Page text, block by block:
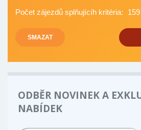
Počet zájezdů splňujícíh kritéria: 159
SMAZAT
ODBĚR NOVINEK A
NABÍDEK